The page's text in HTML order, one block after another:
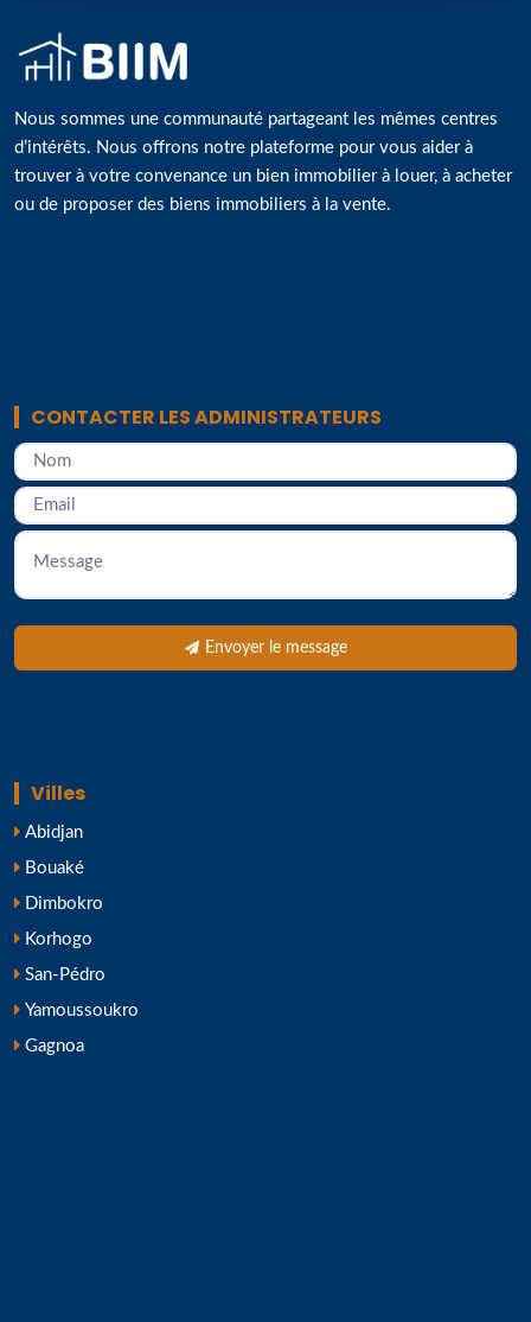
Nous sommes une communauté partageant les mêmes centres
d’intérêts. Nous offrons notre plateforme pour vous aider à
trouver à votre convenance un bien immobilier à louer, à acheter
ou de proposer des biens immobiliers à la vente.
CONTACTER LES ADMINISTRATEURS
Envoyer le message
Villes
Abidjan
Bouaké
Dimbokro
Korhogo
San-Pédro
Yamoussoukro
Gagnoa